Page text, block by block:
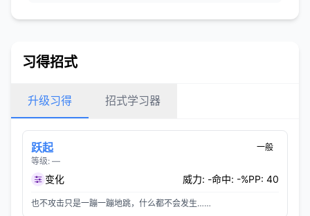
习得招式
升级习得 招式学习器
跃起
等级: —
一般
变化 威力: -命中: -%PP: 40
也不攻击只是一蹦一蹦地跳，什么都不会发生……